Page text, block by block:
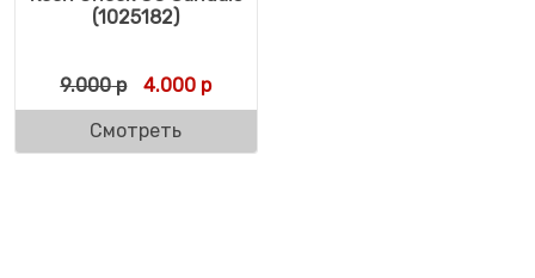
(1025182)
9.000р Первоначальная цена составляла 9.000
4.000 рТекущая цена: 4.000 р.
Смотреть